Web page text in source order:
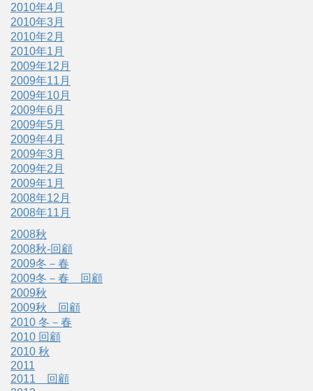
2010年4月
2010年3月
2010年2月
2010年1月
2009年12月
2009年11月
2009年10月
2009年6月
2009年5月
2009年4月
2009年3月
2009年2月
2009年1月
2008年12月
2008年11月
2008秋
2008秋-回顧
2009冬－春
2009冬－春 回顧
2009秋
2009秋 回顧
2010 冬－春
2010 回顧
2010 秋
2011
2011 回顧